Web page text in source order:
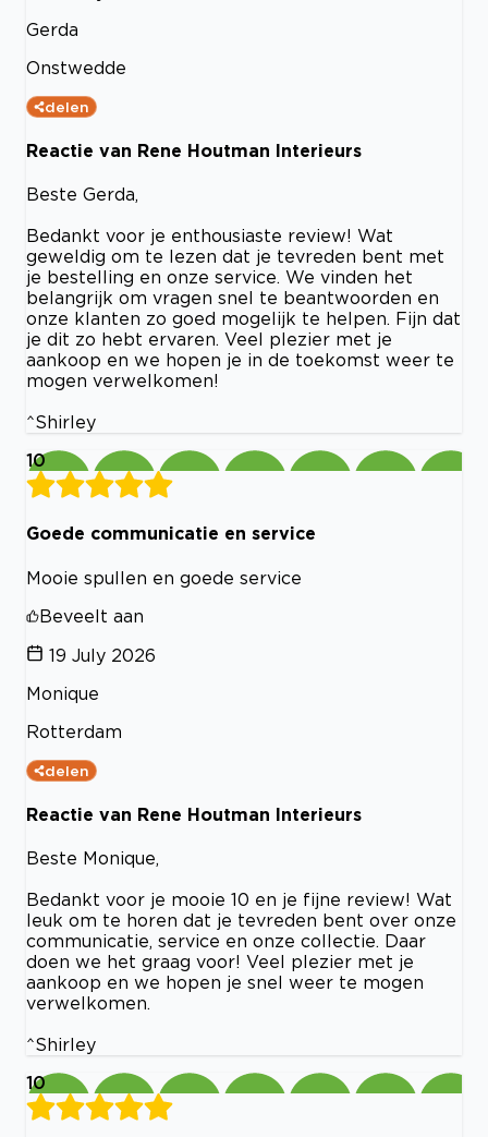
Gerda
Onstwedde
delen
Reactie van Rene Houtman Interieurs
Beste Gerda,
Bedankt voor je enthousiaste review! Wat
geweldig om te lezen dat je tevreden bent met
je bestelling en onze service. We vinden het
belangrijk om vragen snel te beantwoorden en
onze klanten zo goed mogelijk te helpen. Fijn dat
je dit zo hebt ervaren. Veel plezier met je
aankoop en we hopen je in de toekomst weer te
mogen verwelkomen!
^Shirley
10
Goede communicatie en service
Mooie spullen en goede service
Beveelt aan
19 July 2026
Monique
Rotterdam
delen
Reactie van Rene Houtman Interieurs
Beste Monique,
Bedankt voor je mooie 10 en je fijne review! Wat
leuk om te horen dat je tevreden bent over onze
communicatie, service en onze collectie. Daar
doen we het graag voor! Veel plezier met je
aankoop en we hopen je snel weer te mogen
verwelkomen.
^Shirley
10